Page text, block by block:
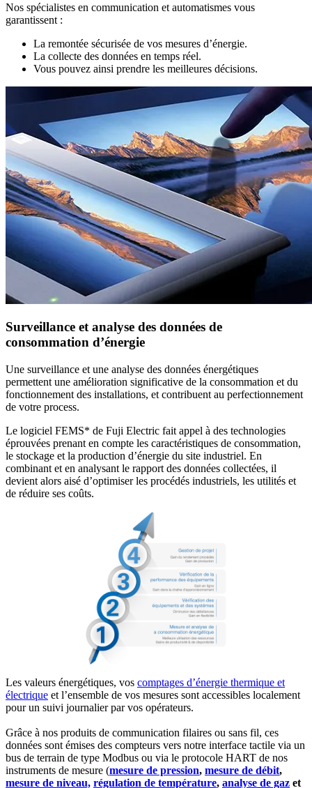
Nos spécialistes en communication et automatismes vous
garantissent :
La remontée sécurisée de vos mesures d’énergie.
La collecte des données en temps réel.
Vous pouvez ainsi prendre les meilleures décisions.
Surveillance et analyse des données de
consommation d’énergie
Une surveillance et une analyse des données énergétiques
permettent une amélioration significative de la consommation et du
fonctionnement des installations, et contribuent au perfectionnement
de votre process.
Le logiciel FEMS* de Fuji Electric fait appel à des technologies
éprouvées prenant en compte les caractéristiques de consommation,
le stockage et la production d’énergie du site industriel. En
combinant et en analysant le rapport des données collectées, il
devient alors aisé d’optimiser les procédés industriels, les utilités et
de réduire ses coûts.
Les valeurs énergétiques, vos comptages d’énergie thermique et
électrique et l’ensemble de vos mesures sont accessibles localement
pour un suivi journalier par vos opérateurs.
Grâce à nos produits de communication filaires ou sans fil, ces
données sont émises des compteurs vers notre interface tactile via un
bus de terrain de type Modbus ou via le protocole HART de nos
instruments de mesure (mesure de pression, mesure de débit,
mesure de niveau, régulation de température, analyse de gaz et